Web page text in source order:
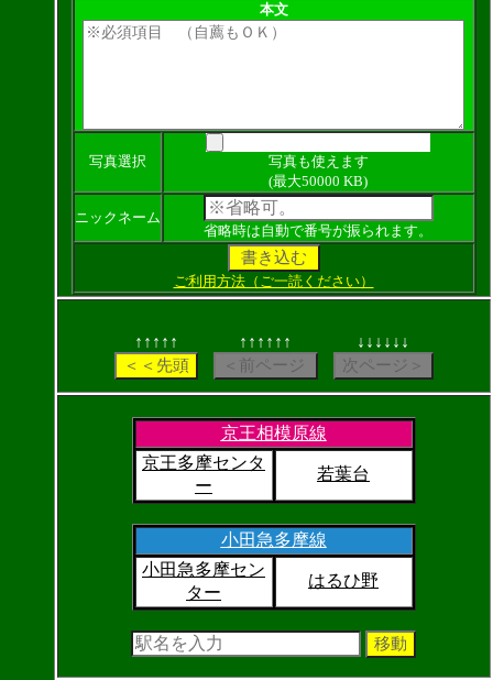
本文
写真選択
写真も使えます
(最大50000 KB)
ニックネーム
省略時は自動で番号が振られます。
ご利用方法（ご一読ください）
↑↑↑↑↑ ↑↑↑↑↑↑ ↓↓↓↓↓↓
京王相模原線
京王多摩センタ
ー
若葉台
小田急多摩線
小田急多摩セン
ター
はるひ野